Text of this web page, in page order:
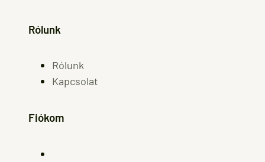
Rólunk
Rólunk
Kapcsolat
Fiókom